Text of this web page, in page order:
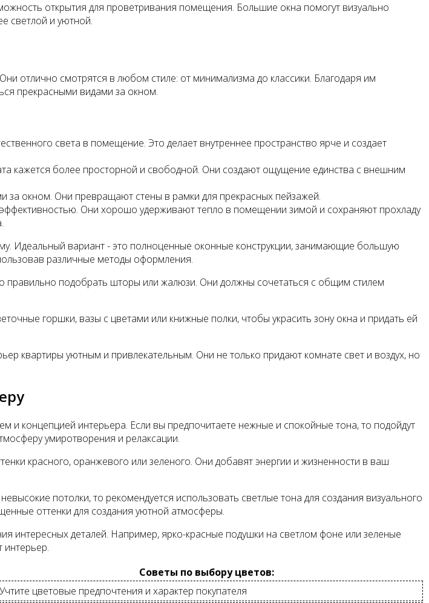
открытия для проветривания помещения. Большие окна помогут визуально
светлой и уютной.
отлично смотрятся в любом стиле: от минимализма до классики. Благодаря им
прекрасными видами за окном.
света в помещение. Это делает внутреннее пространство ярче и создает
кажется более просторной и свободной. Они создают ощущение единства с внешним
за окном. Они превращают стены в рамки для прекрасных пейзажей.
Они хорошо удерживают тепло в помещении зимой и сохраняют прохладу
Идеальный вариант - это полноценные оконные конструкции, занимающие большую
различные методы оформления.
подобрать шторы или жалюзи. Они должны сочетаться с общим стилем
горшки, вазы с цветами или книжные полки, чтобы украсить зону окна и придать ей
квартиры уютным и привлекательным. Они не только придают комнате свет и воздух, но
концепцией интерьера. Если вы предпочитаете нежные и спокойные тона, то подойдут
умиротворения и релаксации.
красного, оранжевого или зеленого. Они добавят энергии и жизненности в ваш
потолки, то рекомендуется использовать светлые тона для создания визуального
оттенки для создания уютной атмосферы.
интересных деталей. Например, ярко-красные подушки на светлом фоне или зеленые
интерьер.
Советы по выбору цветов:
цветовые предпочтения и характер покупателя